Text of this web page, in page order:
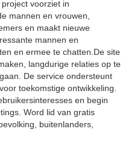
voorziet in
mannen en vrouwen,
en maakt nieuwe
mannen en
en ermee te chatten.De site
langdurige relaties op te
De service ondersteunt
toekomstige ontwikkeling.
en begin
Word lid van gratis
buitenlanders,